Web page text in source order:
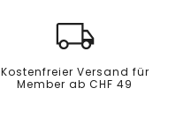
Kostenfreier Versand für
Member ab CHF 49